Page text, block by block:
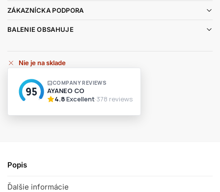
ZÁKAZNÍCKA PODPORA
BALENIE OBSAHUJE
Nie je na sklade
Popis
Ďalšie informácie